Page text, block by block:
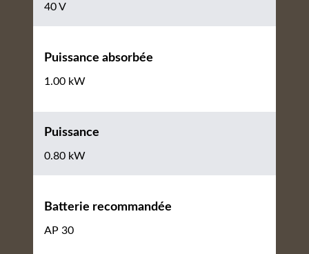
40 V
Puissance absorbée
1.00 kW
Puissance
0.80 kW
Batterie recommandée
AP 30